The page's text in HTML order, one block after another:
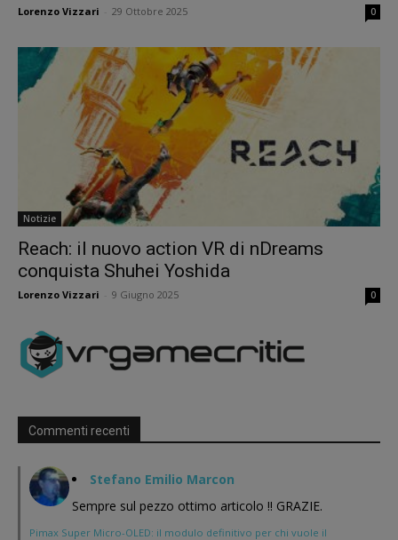
Lorenzo Vizzari 29 Ottobre 2025 0
Notizie
Reach: il nuovo action VR di nDreams
conquista Shuhei Yoshida
Lorenzo Vizzari 9 Giugno 2025 0
Commenti recenti
Stefano Emilio Marcon
Sempre sul pezzo ottimo articolo !! GRAZIE.
Pimax Super Micro-OLED: il modulo definitivo per chi vuole il